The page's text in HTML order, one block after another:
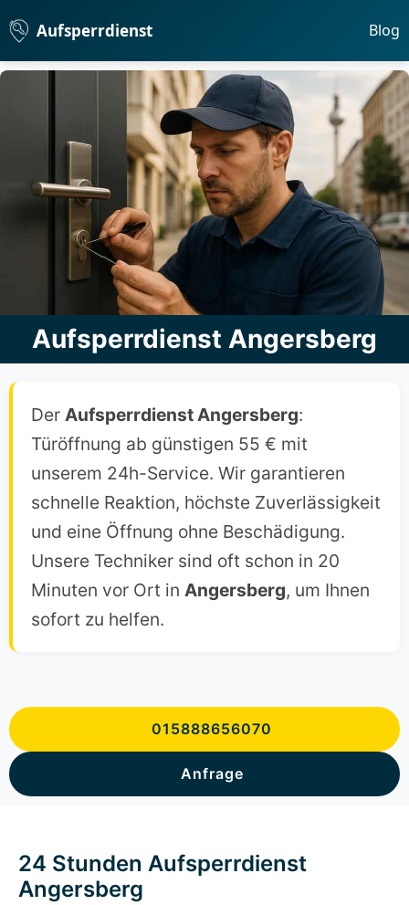
Aufsperrdienst Blog
Aufsperrdienst Angersberg
Der Aufsperrdienst Angersberg:
Türöffnung ab günstigen 55 € mit
unserem 24h-Service. Wir garantieren
schnelle Reaktion, höchste Zuverlässigkeit
und eine Öffnung ohne Beschädigung.
Unsere Techniker sind oft schon in 20
Minuten vor Ort in Angersberg, um Ihnen
sofort zu helfen.
015888656070
Anfrage
24 Stunden Aufsperrdienst
Angersberg